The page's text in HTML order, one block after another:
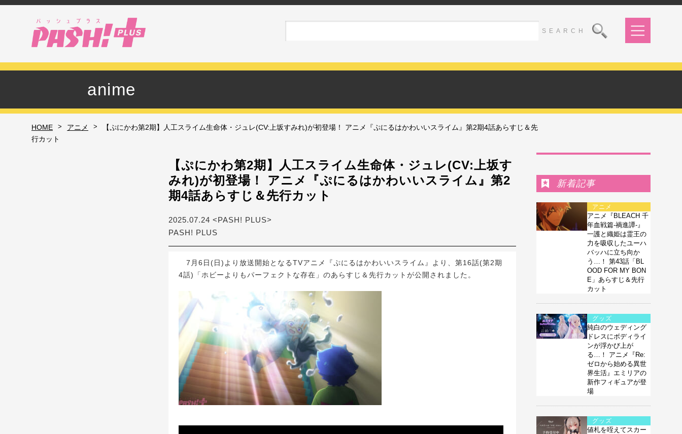
anime
HOME > アニメ >
【ぷにかわ第2期】人工スライム生命体・ジュレ(CV:上坂すみれ)が初登場！ アニメ『ぷにるはかわいいスライム』第2期4話あらすじ＆先
行カット
【ぷにかわ第2期】人工スライム生命体・ジュレ(CV:上坂す
みれ)が初登場！ アニメ『ぷにるはかわいいスライム』第2
期4話あらすじ＆先行カット
2025.07.24 <PASH! PLUS>
PASH! PLUS
7月6日(日)より放送開始となるTVアニメ『ぷにるはかわいいスライム』より、第16話(第2期
4話)「ホビーよりもパーフェクトな存在」のあらすじ＆先行カットが公開されました。
新着記事
アニメ
アニメ『BLEACH 千
年血戦篇-禍進譚-』
一護と織姫は霊王の
力を吸収したユーハ
バッハに立ち向か
う…！ 第43話「BL
OOD FOR MY BON
E」あらすじ＆先行
カット
グッズ
純白のウェディング
ドレスにボディライ
ンが浮かび上が
る…！ アニメ『Re:
ゼロから始める異世
界生活』エミリアの
新作フィギュアが登
場
グッズ
値札を咥えてスカー